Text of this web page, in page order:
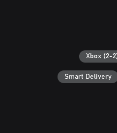
Smart Delivery